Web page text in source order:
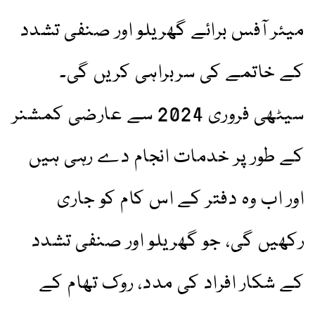
میئر آفس برائے گھریلو اور صنفی تشدد
کے خاتمے کی سربراہی کریں گی۔
سیٹھی فروری 2024 سے عارضی کمشنر
کے طور پر خدمات انجام دے رہی ہیں
اور اب وہ دفتر کے اس کام کو جاری
رکھیں گی، جو گھریلو اور صنفی تشدد
کے شکار افراد کی مدد، روک تھام کے